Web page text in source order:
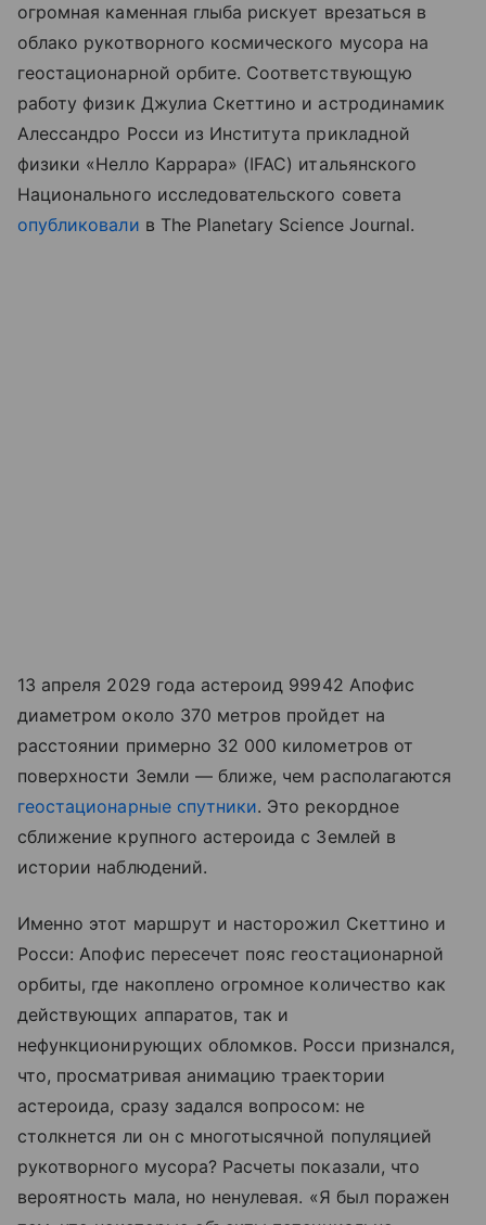
огромная каменная глыба рискует врезаться в
облако рукотворного космического мусора на
геостационарной орбите. Соответствующую
работу физик Джулиа Скеттино и астродинамик
Алессандро Росси из Института прикладной
физики «Нелло Каррара» (IFAC) итальянского
Национального исследовательского совета
опубликовали в The Planetary Science Journal.
13 апреля 2029 года астероид 99942 Апофис
диаметром около 370 метров пройдет на
расстоянии примерно 32 000 километров от
поверхности Земли — ближе, чем располагаются
геостационарные спутники. Это рекордное
сближение крупного астероида с Землей в
истории наблюдений.
Именно этот маршрут и насторожил Скеттино и
Росси: Апофис пересечет пояс геостационарной
орбиты, где накоплено огромное количество как
действующих аппаратов, так и
нефункционирующих обломков. Росси признался,
что, просматривая анимацию траектории
астероида, сразу задался вопросом: не
столкнется ли он с многотысячной популяцией
рукотворного мусора? Расчеты показали, что
вероятность мала, но ненулевая. «Я был поражен